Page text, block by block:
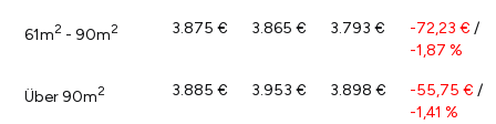
61m2 - 90m2 3.875 € 3.865 € 3.793 € -72,23 € /
-1,87 %
Über 90m2 3.885 € 3.953 € 3.898 € -55,75 € /
-1,41 %